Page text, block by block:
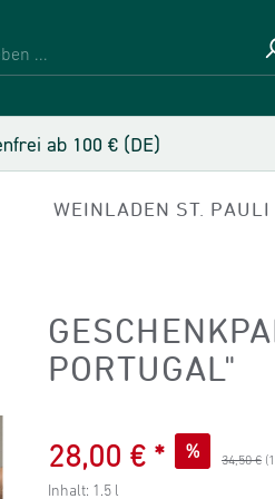
ab 100 € (DE)
WEINLADEN ST. PAULI
PORTUGAL"
Verkaufspreis:
28,00 € % 34,50 €
Inhalt: 1.5 l